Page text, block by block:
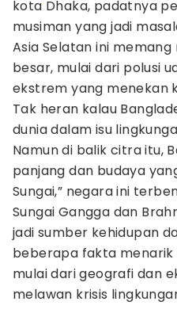
kota Dhaka, padatnya
musiman yang jadi
Asia Selatan ini
besar, mulai dari polusi
ekstrem yang menekan
Tak heran kalau
dunia dalam isu
Namun di balik citra itu,
panjang dan budaya
Sungai,” negara ini
Sungai Gangga dan
jadi sumber kehidupan
beberapa fakta menarik
mulai dari geografi dan
melawan krisis